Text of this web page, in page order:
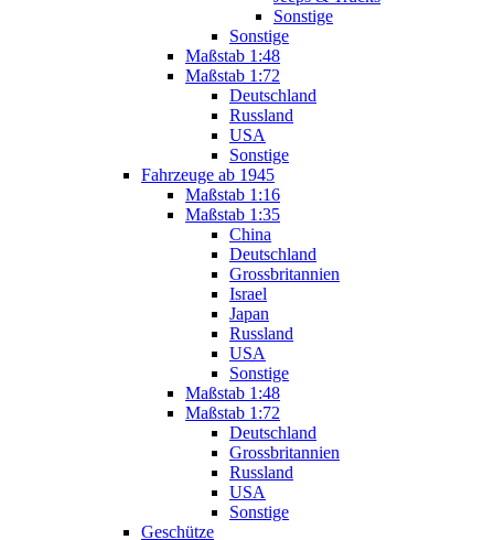
Sonstige
Sonstige
Maßstab 1:48
Maßstab 1:72
Deutschland
Russland
USA
Sonstige
Fahrzeuge ab 1945
Maßstab 1:16
Maßstab 1:35
China
Deutschland
Grossbritannien
Israel
Japan
Russland
USA
Sonstige
Maßstab 1:48
Maßstab 1:72
Deutschland
Grossbritannien
Russland
USA
Sonstige
Geschütze